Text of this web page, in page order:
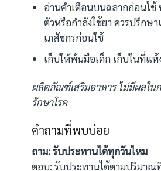
อ่านคำเตือนบนฉลากก่อนใช้
ตัวหรือกำลังใช้ยา ควรปรึกษ
เภสัชกรก่อนใช้
เก็บให้พ้นมือเด็ก เก็บในที่แ
ผลิตภัณฑ์เสริมอาหาร ไม่มีผลใน
รักษาโรค
คำถามที่พบบ่อย
ถาม: รับประทานได้ทุกวันไหม
ตอบ: รับประทานได้ตามปริมาณ